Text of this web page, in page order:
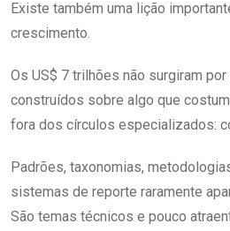
Existe também uma lição
crescimento.
Os US$ 7 trilhões não surgiram
construídos sobre algo que
fora dos círculos especializados:
Padrões, taxonomias,
sistemas de reporte raramente
São temas técnicos e pouco